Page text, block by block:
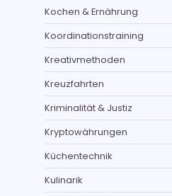
Kochen & Ernährung
Koordinationstraining
Kreativmethoden
Kreuzfahrten
Kriminalität & Justiz
Kryptowährungen
Küchentechnik
Kulinarik